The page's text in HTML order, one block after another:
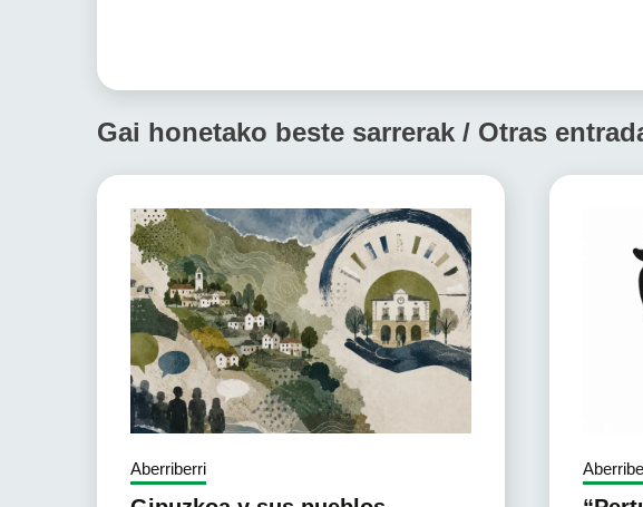
Gai honetako beste sarrerak / Otras
Aberriberri